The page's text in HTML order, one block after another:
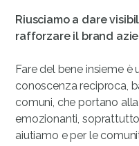
Riusciamo a dare
rafforzare il brand
Fare del bene insieme
conoscenza reciproca,
comuni, che portano
emozionanti,
aiutiamo e per le